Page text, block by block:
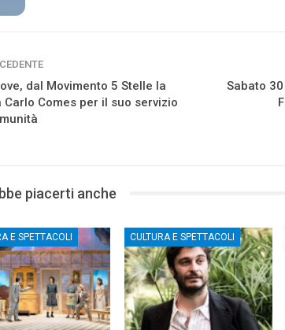
dal Movimento 5 Stelle la
Carlo Comes per il suo servizio
Sabato
piacerti anche
E SPETTACOLI CULTURA E SPETTACOLI